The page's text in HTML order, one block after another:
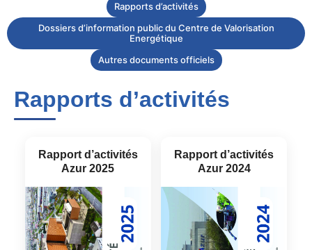
Rapports d’activités
Dossiers d’information public du Centre de Valorisation
Energétique
Autres documents officiels
Rapports d’activités
Rapport d’activités
Azur 2025
Rapport d’activités
Azur 2024